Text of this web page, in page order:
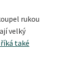
rukou
velký
také